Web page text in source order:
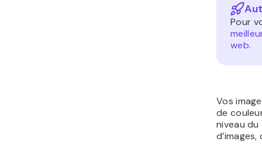
Pour
web.
Vos
de
niveau du